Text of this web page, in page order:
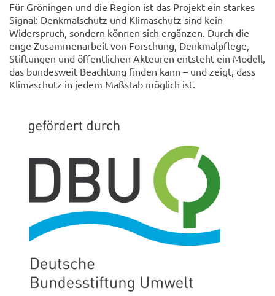
Für Gröningen und die Region ist das Projekt ein starkes
Signal: Denkmalschutz und Klimaschutz sind kein
Widerspruch, sondern können sich ergänzen. Durch die
enge Zusammenarbeit von Forschung, Denkmalpflege,
Stiftungen und öffentlichen Akteuren entsteht ein Modell,
das bundesweit Beachtung finden kann – und zeigt, dass
Klimaschutz in jedem Maßstab möglich ist.